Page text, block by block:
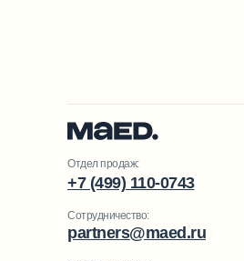
Сотрудничество:
Отдел продаж:
+7 (499) 110-0743
partners@maed.ru